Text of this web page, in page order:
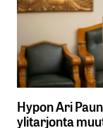
Hypon Ari
ylitarjonta